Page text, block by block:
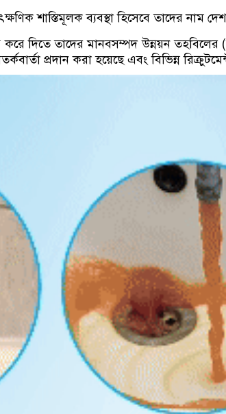
শাস্তিমূলক ব্যবস্থা হিসেবে তাদের নাম
করে দিতে তাদের মানবসম্পদ উন্নয়ন
প্রদান করা হয়েছে এবং বিভিন্ন